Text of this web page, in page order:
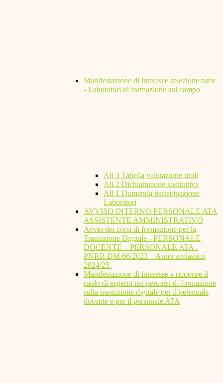
Manifestazione di interesse selezione tutor
- Laboratori di formazione sul campo
All 3 Tabella valutazione titoli
All 2 Dichiarazione sostitutiva
All 1 Domanda partecipazione
Laboratori
AVVISO INTERNO PERSONALE ATA
ASSISTENTE AMMINISTRATIVO
Avvio dei corsi di formazione per la
Transizione Digitale - PERSONALE
DOCENTE – PERSONALE ATA -
PNRR DM 66/2023 – Anno scolastico
2024/25.
Manifestazione di interesse a ricoprire il
ruolo di esperto nei percorsi di formazione
sulla transizione digitale per il personale
docente e per il personale ATA